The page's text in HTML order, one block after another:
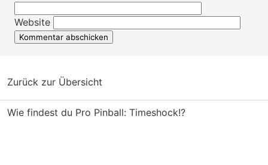
Website
Zurück zur Übersicht
Wie findest du Pro Pinball: Timeshock!?